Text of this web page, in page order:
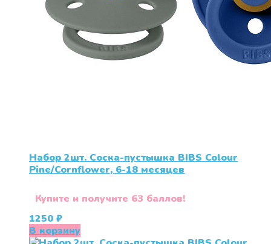
Набор 2шт. Соска-пустышка BIBS Colour
Pine/Cornflower, 6-18 месяцев
Купите и получите 63 баллов!
1250 ₽
В корзину